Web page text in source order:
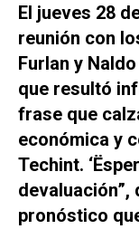
El jueves 28
reunión con
Furlan y
que resultó
frase que
económica y
Techint.
devaluación”,
pronóstico